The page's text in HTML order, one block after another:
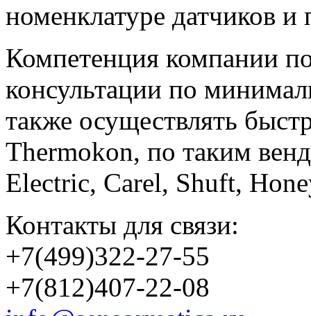
номенклатуре датчиков и
Компетенция компании
консультации по
также осуществлять
Thermokon, по таким
Electric, Carel, Shuft,
Контакты для связи:
+7(499)322-27-55
+7(812)407-22-08